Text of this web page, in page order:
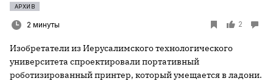
АРХИВ
2 минуты 2
Изобретатели из Иерусалимского технологического
университета спроектировали портативный
роботизированный принтер, который умещается в ладони.